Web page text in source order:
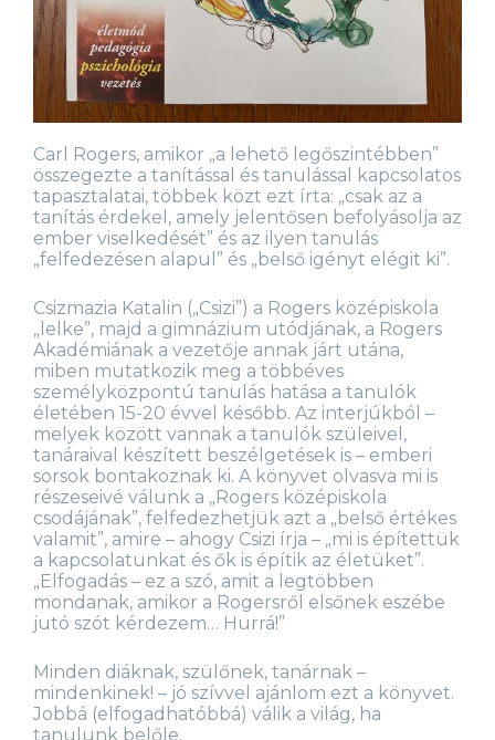
Carl Rogers, amikor „a lehető legőszintébben”
összegezte a tanítással és tanulással kapcsolatos
tapasztalatai, többek közt ezt írta: „csak az a
tanítás érdekel, amely jelentősen befolyásolja az
ember viselkedését” és az ilyen tanulás
„felfedezésen alapul” és „belső igényt elégit ki”.
Csizmazia Katalin („Csizi”) a Rogers középiskola
„lelke”, majd a gimnázium utódjának, a Rogers
Akadémiának a vezetője annak járt utána,
miben mutatkozik meg a többéves
személyközpontú tanulás hatása a tanulók
életében 15-20 évvel később. Az interjúkból –
melyek között vannak a tanulók szüleivel,
tanáraival készített beszélgetések is – emberi
sorsok bontakoznak ki. A könyvet olvasva mi is
részeseivé válunk a „Rogers középiskola
csodájának”, felfedezhetjük azt a „belső értékes
valamit”, amire – ahogy Csizi írja – „mi is építettük
a kapcsolatunkat és ők is építik az életüket”.
„Elfogadás – ez a szó, amit a legtöbben
mondanak, amikor a Rogersről elsőnek eszébe
jutó szót kérdezem… Hurrá!”
Minden diáknak, szülőnek, tanárnak –
mindenkinek! – jó szívvel ajánlom ezt a könyvet.
Jobbá (elfogadhatóbbá) válik a világ, ha
tanulunk belőle.